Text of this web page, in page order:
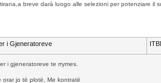
breve darà luogo alle selezioni per potenziare il
i Gjeneratoreve
i gjeneratoreve te rrymes.
orar jo të plotë, Me kontratë